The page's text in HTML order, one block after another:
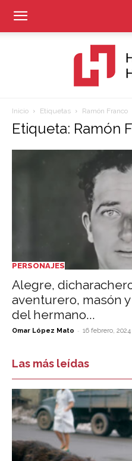
Inicio Etiquetas Ramón Franco
Etiqueta: Ramón
PERSONAJES
Alegre,
aventurero, masón
del hermano...
Omar López Mato - 16 febrero, 2024
Las más leídas